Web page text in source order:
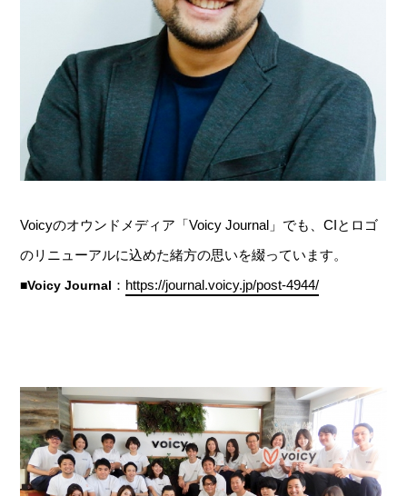
Voicyのオウンドメディア「Voicy Journal」でも、CIとロゴ
のリニューアルに込めた緒方の思いを綴っています。
■Voicy Journal ： https://journal.voicy.jp/post-4944/